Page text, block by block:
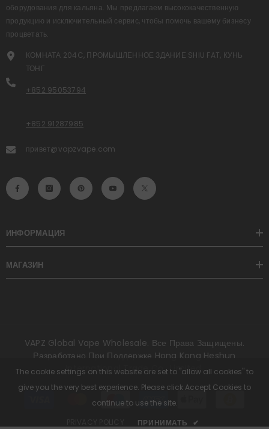
оборудования для кальяна. Мы предлагаем высококачественную
продукцию и исключительный сервис, чтобы помочь вашему бизнесу
процветать.
КОМНАТА 204C, ПРОМЫШЛЕННОЕ ЗДАНИЕ SHIU FAT, КУНЬ
ТОНГ
+852 95053794
+852 91287985
привет@vapzvape.com
ИНФОРМАЦИЯ
МАГАЗИН
VAPZ Global Vape Wholesale. Все Права Защищены.
Разработано При Поддержке Hong Kong Heshun
International Trade Co., Limited.
Способы
оплаты
The cookie settings on this website are set to "allow all cookies" to
give you the very best experience. Please click Accept Cookies to
continue to use the site.
ПРИНИМАТЬ ✔